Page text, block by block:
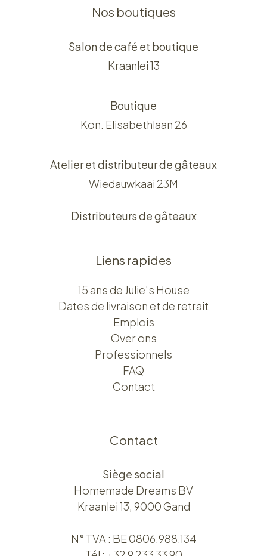
Nos boutiques
Salon de café et boutique
Kraanlei 13
Boutique
Kon. Elisabethlaan 26
Atelier et distributeur de gâteaux
Wiedauwkaai 23M
Distributeurs de gâteaux
Liens rapides
15 ans de Julie's House
Dates de livraison et de retrait
Emplois
Over ons​​
Professionnels
FAQ
Contact
Contact
Siège social
Homemade Dreams BV
Kraanlei 13, 9000 Gand
N° TVA : BE 0806.988.134